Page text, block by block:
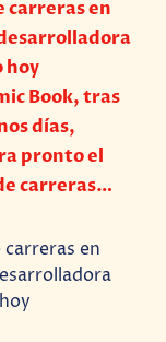
carreras en
hoy
Book, tras
días,
pronto el
carreras…
en